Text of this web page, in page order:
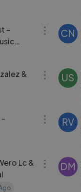
–
CN
&
US
-
RV
Lc &
DM